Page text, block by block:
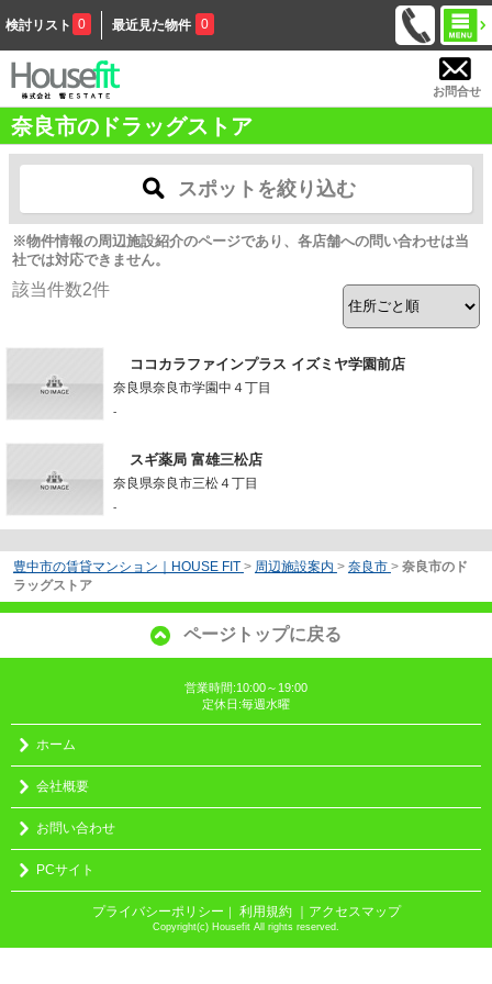
検討リスト 0 最近見た物件 0
お問合せ
奈良市のドラッグストア
スポットを絞り込む
※物件情報の周辺施設紹介のページであり、各店舗への問い合わせは当
社では対応できません。
該当件数2件
ココカラファインプラス イズミヤ学園前店
奈良県奈良市学園中４丁目
-
スギ薬局 富雄三松店
奈良県奈良市三松４丁目
-
豊中市の賃貸マンション｜HOUSE FIT > 周辺施設案内 > 奈良市 > 奈良市のド
ラッグストア
ページトップに戻る
営業時間:10:00～19:00
定休日:毎週水曜
ホーム
会社概要
お問い合わせ
PCサイト
プライバシーポリシー ｜ 利用規約 ｜アクセスマップ
Copyright(c) Housefit All rights reserved.